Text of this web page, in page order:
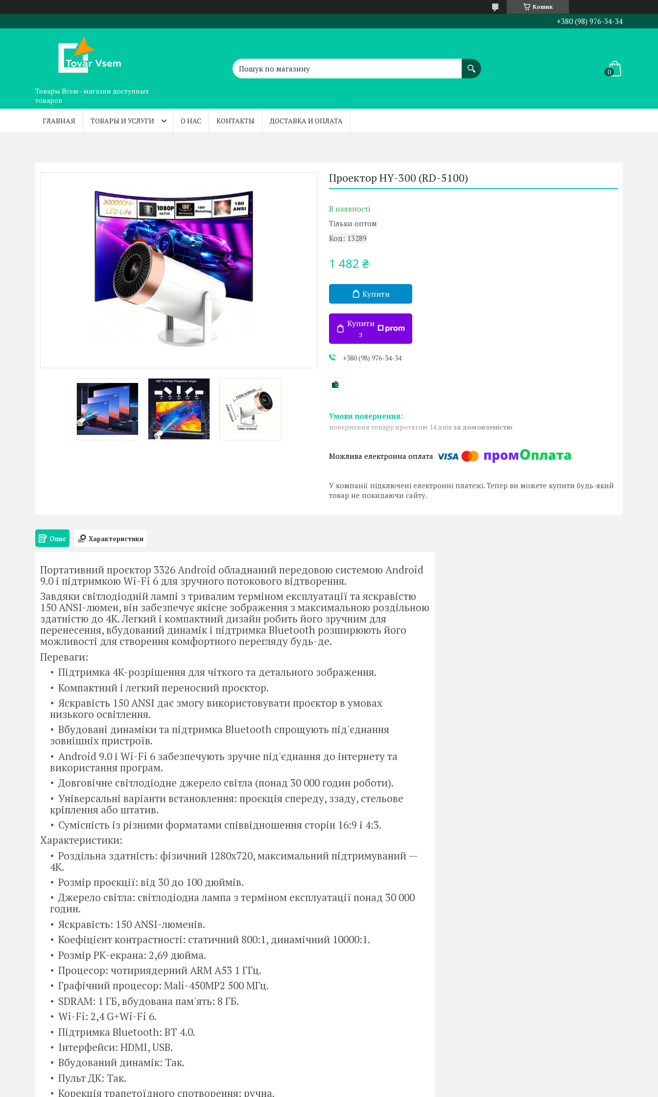
Кошик
+380 (98) 976-34-34
Товары Всем - магазин доступных
товаров
ГЛАВНАЯ ТОВАРЫ И УСЛУГИ О НАС КОНТАКТЫ ДОСТАВКА И ОПЛАТА
Проектор HY-300 (RD-5100)
В наявності
Тільки оптом
Код: 13289
1 482 ₴
Купити
Купити
з
+380 (98) 976-34-34
повернення товару протягом 14 днів за домовленістю
У компанії підключені електронні платежі. Тепер ви можете купити будь-який
товар не покидаючи сайту.
Опис Характеристики
Портативний проєктор 3326 Android обладнаний передовою системою Android
9.0 і підтримкою Wi-Fi 6 для зручного потокового відтворення.
Завдяки світлодіодній лампі з тривалим терміном експлуатації та яскравістю
150 ANSI-люмен, він забезпечує якісне зображення з максимальною роздільною
здатністю до 4K. Легкий і компактний дизайн робить його зручним для
перенесення, вбудований динамік і підтримка Bluetooth розширюють його
можливості для створення комфортного перегляду будь-де.
Переваги:
Підтримка 4K-розрішення для чіткого та детального зображення.
Компактний і легкий переносний проєктор.
Яскравість 150 ANSI дає змогу використовувати проєктор в умовах
низького освітлення.
Вбудовані динаміки та підтримка Bluetooth спрощують під'єднання
зовнішніх пристроїв.
Android 9.0 і Wi-Fi 6 забезпечують зручне під'єднання до інтернету та
використання програм.
Довговічне світлодіодне джерело світла (понад 30 000 годин роботи).
Універсальні варіанти встановлення: проєкція спереду, ззаду, стельове
кріплення або штатив.
Сумісність із різними форматами співвідношення сторін 16:9 і 4:3.
Характеристики:
Роздільна здатність: фізичний 1280x720, максимальний підтримуваний —
4K.
Розмір проєкції: від 30 до 100 дюймів.
Джерело світла: світлодіодна лампа з терміном експлуатації понад 30 000
годин.
Яскравість: 150 ANSI-люменів.
Коефіцієнт контрастності: статичний 800:1, динамічний 10000:1.
Розмір РК-екрана: 2,69 дюйма.
Процесор: чотириядерний ARM A53 1 ГГц.
Графічний процесор: Mali-450MP2 500 МГц.
SDRAM: 1 ГБ, вбудована пам'ять: 8 ГБ.
Wi-Fi: 2,4 G+Wi-Fi 6.
Підтримка Bluetooth: BT 4.0.
Інтерфейси: HDMI, USB.
Вбудований динамік: Так.
Пульт ДК: Так.
Корекція трапетоїдного спотворення: ручна.